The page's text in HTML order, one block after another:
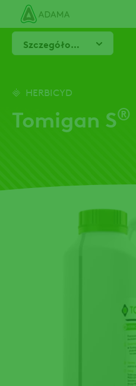
Przejdź
treści
Szczegółowe informacje
HERBICYD
Tomigan S®